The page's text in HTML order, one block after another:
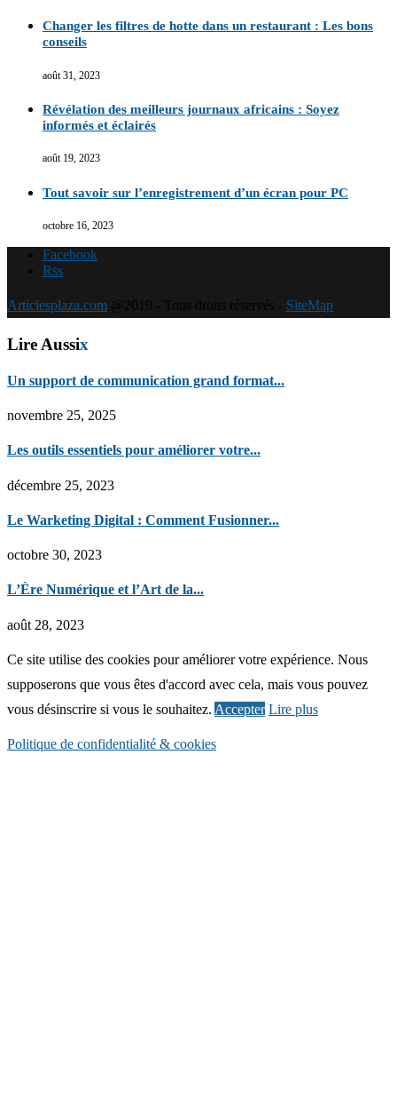
Changer les filtres de hotte dans un restaurant : Les bons
conseils
août 31, 2023
Révélation des meilleurs journaux africains : Soyez
informés et éclairés
août 19, 2023
Tout savoir sur l’enregistrement d’un écran pour PC
octobre 16, 2023
Facebook
Rss
Articlesplaza.com SiteMap
Lire Aussix
Un support de communication grand format...
novembre 25, 2025
Les outils essentiels pour améliorer votre...
décembre 25, 2023
Le Warketing Digital : Comment Fusionner...
octobre 30, 2023
L’Ère Numérique et l’Art de la...
août 28, 2023
Ce site utilise des cookies pour améliorer votre expérience. Nous
supposerons que vous êtes d'accord avec cela, mais vous pouvez
vous désinscrire si vous le souhaitez. Accepter Lire plus
Politique de confidentialité & cookies